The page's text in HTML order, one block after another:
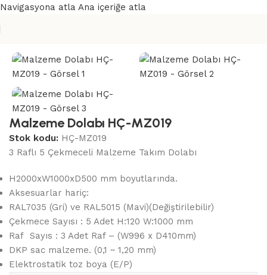
Navigasyona atla Ana içeriğe atla
Malzeme Dolabı HÇ-MZ019
Stok kodu: HÇ-MZ019
3 Raflı 5 Çekmeceli Malzeme Takım Dolabı
H2000xW1000xD500 mm boyutlarında.
Aksesuarlar hariç:
RAL7035 (Gri) ve RAL5015 (Mavi)(Değiştirilebilir)
Çekmece Sayısı : 5 Adet H:120 W:1000 mm
Raf Sayıs : 3 Adet Raf – (W996 x D410mm)
DKP sac malzeme. (0,1 ~ 1,20 mm)
Elektrostatik toz boya (E/P)